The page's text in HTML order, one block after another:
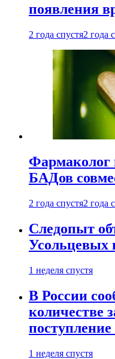
появления
2 года спустя2 года
Фармаколог
БАДов
2 года спустя2 года
Следопыт
Усольцевых
1 неделя спустя
В России
количестве
1 неделя спустя